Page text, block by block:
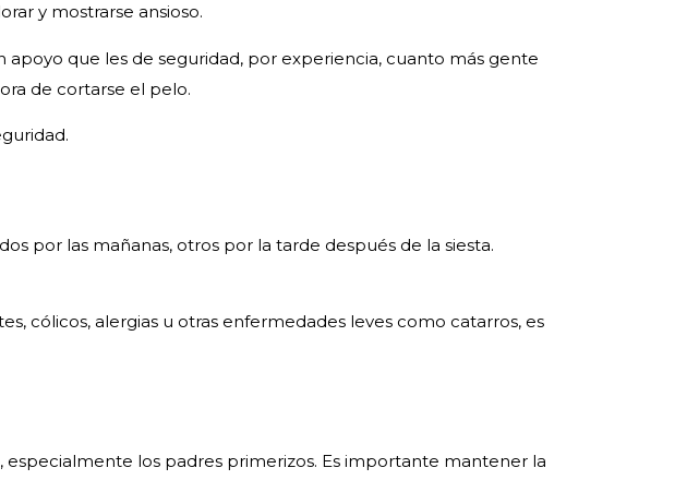
y mostrarse ansioso.
que les de seguridad, por experiencia, cuanto más gente
de cortarse el pelo.
por las mañanas, otros por la tarde después de la siesta.
cólicos, alergias u otras enfermedades leves como catarros, es
los padres primerizos. Es importante mantener la